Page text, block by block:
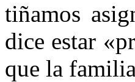
tiñamos
dice estar
que la